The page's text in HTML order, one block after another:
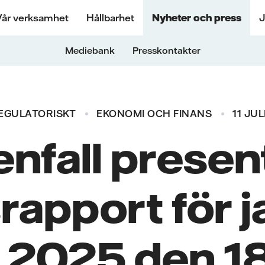
verksamhet Hållbarhet Nyheter och press
Mediebank Presskontakter
EKONOMI OCH FINANS 11
för